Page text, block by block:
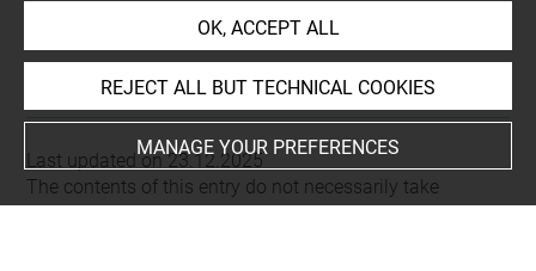
This artwork is on view by appointment in the reference
Last updated on 23.12.2025
The contents of this entry do not necessarily take
OK, ACCEPT ALL
REJECT ALL BUT TECHNICAL COOKIES
MANAGE YOUR PREFERENCES